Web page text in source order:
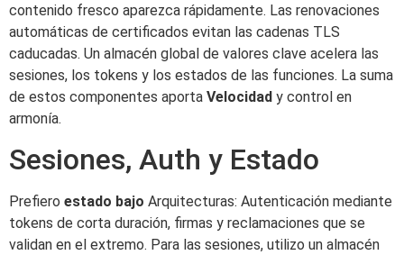
contenido fresco aparezca rápidamente. Las renovaciones
automáticas de certificados evitan las cadenas TLS
caducadas. Un almacén global de valores clave acelera las
sesiones, los tokens y los estados de las funciones. La suma
de estos componentes aporta Velocidad y control en
armonía.
Sesiones, Auth y Estado
Prefiero estado bajo Arquitecturas: Autenticación mediante
tokens de corta duración, firmas y reclamaciones que se
validan en el extremo. Para las sesiones, utilizo un almacén